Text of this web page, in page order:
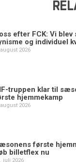
efter FCK: Vi
og individuel
2026
truppen klar til
hjemmekamp
2026
første
billetflex nu
juli 2026